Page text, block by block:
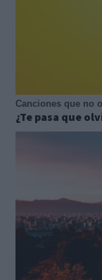
Canciones que no
¿Te pasa que